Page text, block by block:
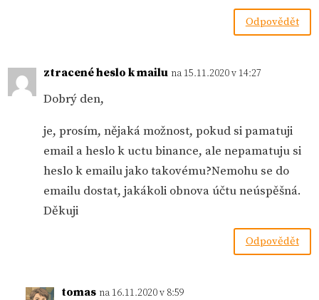
Odpovědět
ztracené heslo k mailu na 15.11.2020 v 14:27
Dobrý den,
je, prosím, nějaká možnost, pokud si pamatuji
email a heslo k uctu binance, ale nepamatuju si
heslo k emailu jako takovému?Nemohu se do
emailu dostat, jakákoli obnova účtu neúspěšná.
Děkuji
Odpovědět
tomas na 16.11.2020 v 8:59